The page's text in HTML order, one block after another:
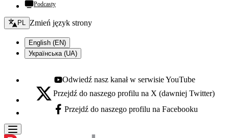
Podcasty
Zmień język - bieżący:
PL Zmień język strony
English (EN)
Українська (UA)
Youtube - otwiera się w nowej karcie
Odwiedź nasz kanał w serwisie YouTube
X - otwiera się w nowej karcie
Przejdź do naszego profilu na X (dawniej Twitter)
Facebook - otwiera się w nowej karcie
Przejdź do naszego profilu na Facebooku